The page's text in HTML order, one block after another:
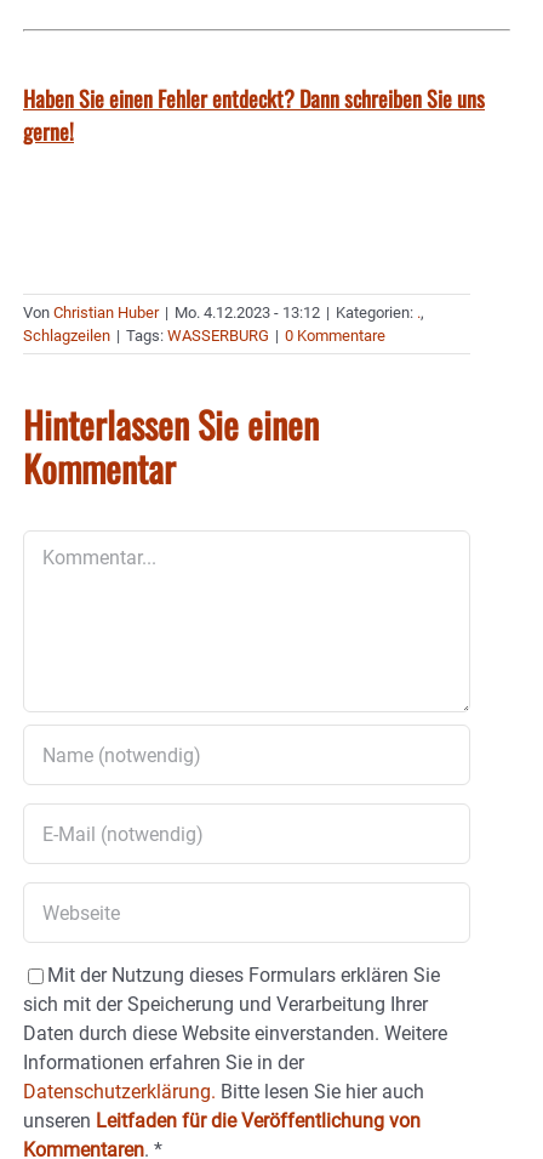
Haben Sie einen Fehler entdeckt? Dann schreiben Sie uns
gerne!
Von Christian Huber | Mo. 4.12.2023 - 13:12 | Kategorien: .,
Schlagzeilen | Tags: WASSERBURG | 0 Kommentare
Hinterlassen Sie einen
Kommentar
Mit der Nutzung dieses Formulars erklären Sie
sich mit der Speicherung und Verarbeitung Ihrer
Daten durch diese Website einverstanden. Weitere
Informationen erfahren Sie in der
Datenschutzerklärung. Bitte lesen Sie hier auch
unseren Leitfaden für die Veröffentlichung von
Kommentaren. *